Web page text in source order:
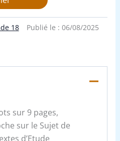
18 Publié le : 06/08/2025
sur 9 pages,
sur le Sujet de
d’Etude